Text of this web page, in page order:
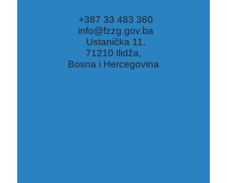
+387 33 483 360
info@fzzg.gov.ba
Ustanička 11,
71210 Ilidža,
Bosna i Hercegovina